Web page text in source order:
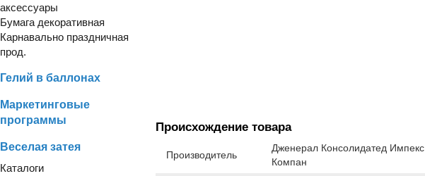
аксессуары
Бумага декоративная
Карнавально праздничная
прод.
Гелий в баллонах
Маркетинговые
программы
Веселая затея
Каталоги
Происхождение товара
Производитель
Дженерал Консолидатед Импекс
Компан